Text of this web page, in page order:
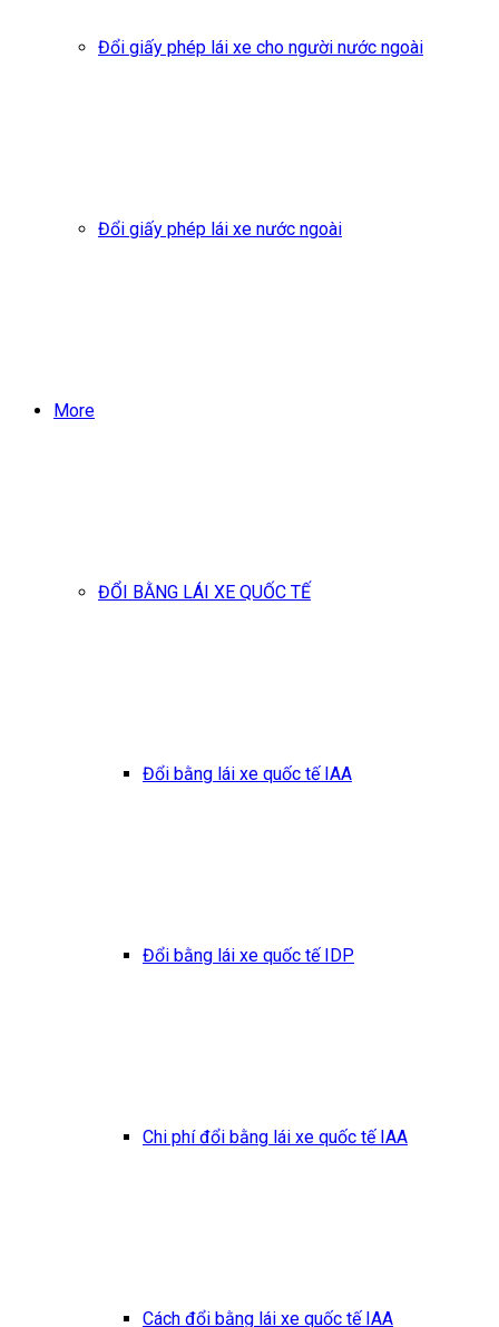
Đổi giấy phép lái xe cho người nước ngoài
Đổi giấy phép lái xe nước ngoài
More
ĐỔI BẰNG LÁI XE QUỐC TẾ
Đổi bằng lái xe quốc tế IAA
Đổi bằng lái xe quốc tế IDP
Chi phí đổi bằng lái xe quốc tế IAA
Cách đổi bằng lái xe quốc tế IAA